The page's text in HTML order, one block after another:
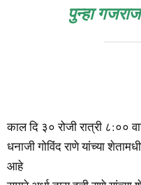
पुन्हा
काल दि ३० रोजी रात्री ८:००
धनाजी गोविंद राणे यांच्या
आहे